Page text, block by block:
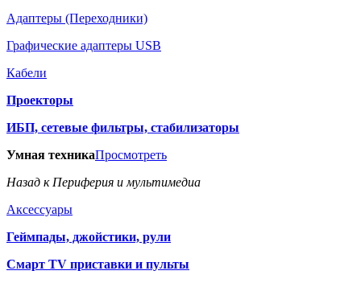
Адаптеры (Переходники)
Графические адаптеры USB
Кабели
Проекторы
ИБП, сетевые фильтры, стабилизаторы
Умная техникаПросмотреть
Назад к Периферия и мультимедиа
Аксессуары
Геймпады, джойстики, рули
Смарт TV приставки и пульты